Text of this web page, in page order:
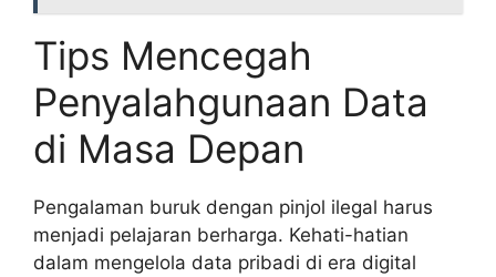
Tips Mencegah
Penyalahgunaan Data
di Masa Depan
Pengalaman buruk dengan pinjol ilegal harus
menjadi pelajaran berharga. Kehati-hatian
dalam mengelola data pribadi di era digital